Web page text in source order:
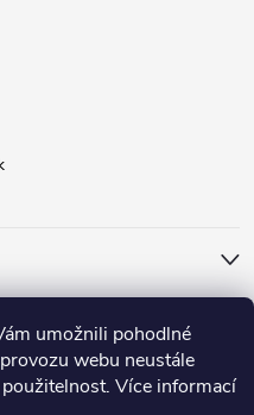
umožnili pohodlné
webu neustále
Více informací